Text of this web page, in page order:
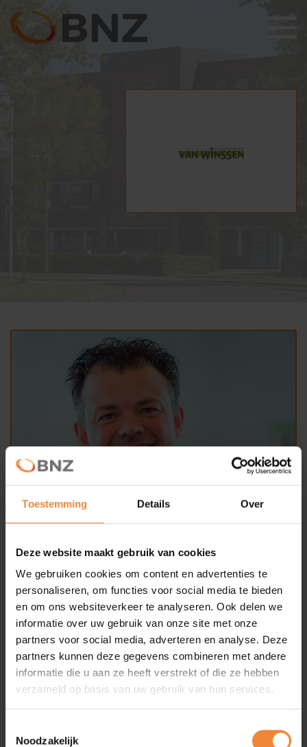
Toestemming Details Over
Deze website maakt gebruik van cookies
We gebruiken cookies om content en advertenties te
personaliseren, om functies voor social media te bieden
en om ons websiteverkeer te analyseren. Ook delen we
informatie over uw gebruik van onze site met onze
partners voor social media, adverteren en analyse. Deze
partners kunnen deze gegevens combineren met andere
informatie die u aan ze heeft verstrekt of die ze hebben
verzameld op basis van uw gebruik van hun services.
Noodzakelijk
Contact met Van Winssen
Ondernemers Klankbord
Nieuws
Deelauto
BNZ KVO
Noodkaart
Word lid